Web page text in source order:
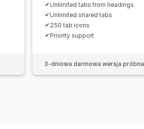
Unlimited tabs from headings
Unlimited shared tabs
250 tab icons
Priority support
3-dniowa darmowa wersja próbna